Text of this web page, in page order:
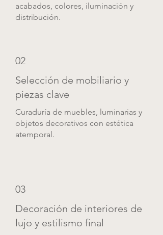
acabados, colores, iluminación y
distribución.
02
Selección de mobiliario y
piezas clave
Curaduría de muebles, luminarias y
objetos decorativos con estética
atemporal.
03
Decoración de interiores de
lujo y estilismo final